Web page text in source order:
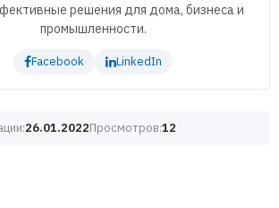
решения для дома, бизнеса и
промышленности.
Facebook LinkedIn
26.01.2022Просмотров:12